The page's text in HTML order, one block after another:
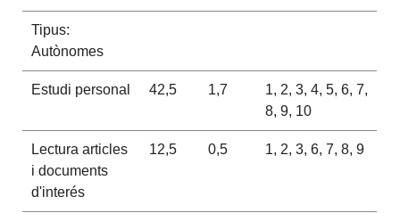
Tipus:
Autònomes
Estudi personal 42,5 1,7
1, 2, 3, 4, 5, 6, 7,
8, 9, 10
Lectura articles
i documents
d'interés
12,5 0,5 1, 2, 3, 6, 7, 8, 9